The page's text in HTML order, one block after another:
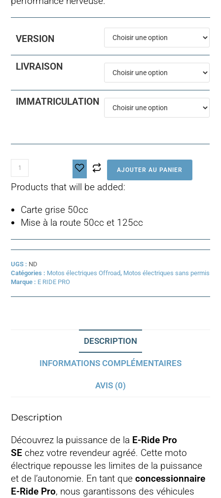
VERSION
LIVRAISON
IMMATRICULATION
E
RIDE
SE
AJOUTER AU PANIER
Products that will be added:
Carte grise 50cc
Mise à la route 50cc et 125cc
UGS : ND
Catégories : Motos électriques Offroad, Motos électriques sans permis
Marque : E RIDE PRO
DESCRIPTION
INFORMATIONS COMPLÉMENTAIRES
AVIS (0)
Description
Découvrez la puissance de la E-Ride Pro
SE chez votre revendeur agréé. Cette moto
électrique repousse les limites de la puissance
et de l’autonomie. En tant queconcessionnaire
E-Ride Pro, nous garantissons des véhicules